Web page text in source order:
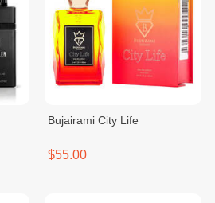
Bujairami City Life
$55.00